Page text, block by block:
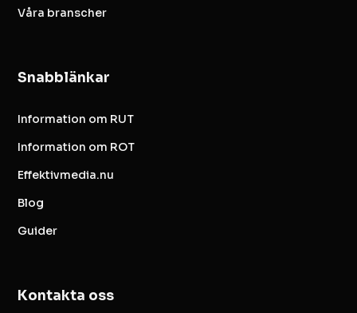
Våra branscher
Snabblänkar
Information om RUT
Information om ROT
Effektivmedia.nu
Blog
Guider
Kontakta oss